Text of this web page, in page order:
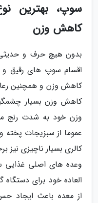
سوپ، بهترین
کاهش وزن
بدون هیچ حرف و حدیثی
اقسام سوپ های رقیق و
کاهش وزن و همچنین
کاهش وزن بسیار
وزن خود به شدت رنج
عموما از سبزیجات پخته
کالری بسیار ناچیزی نیز
وعده های اصلی غذایی
العاده خود برای
از معده باعث ایجاد